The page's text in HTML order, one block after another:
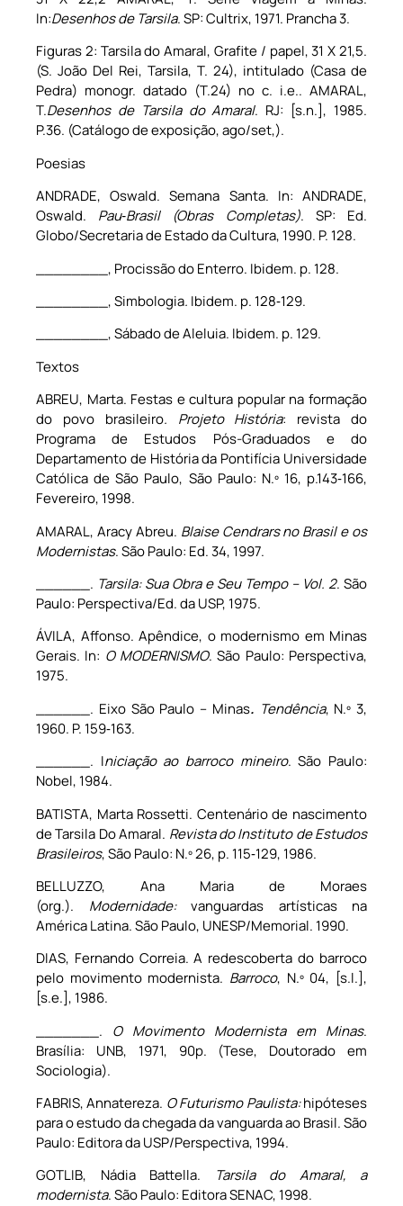
In:Desenhos de Tarsila. SP: Cultrix, 1971. Prancha 3.
Figuras 2: Tarsila do Amaral, Grafite / papel, 31 X 21,5.
(S. João Del Rei, Tarsila, T. 24), intitulado (Casa de
Pedra) monogr. datado (T.24) no c. i.e.. AMARAL,
T.Desenhos de Tarsila do Amaral. RJ: [s.n.], 1985.
P.36. (Catálogo de exposição, ago/set,).
Poesias
ANDRADE, Oswald. Semana Santa. In: ANDRADE,
Oswald. Pau‑Brasil (Obras Completas). SP: Ed.
Globo/Secretaria de Estado da Cultura, 1990. P. 128.
________, Procissão do Enterro. Ibidem. p. 128.
________, Simbologia. Ibidem. p. 128‑129.
________, Sábado de Aleluia. Ibidem. p. 129.
Textos
ABREU, Marta. Festas e cultura popular na formação
do povo brasileiro. Projeto História: revista do
Programa de Estudos Pós-Graduados e do
Departamento de História da Pontifícia Universidade
Católica de São Paulo, São Paulo: N.º 16, p.143‑166,
Fevereiro, 1998.
AMARAL, Aracy Abreu. Blaise Cendrars no Brasil e os
Modernistas. São Paulo: Ed. 34, 1997.
______. Tarsila: Sua Obra e Seu Tempo – Vol. 2. São
Paulo: Perspectiva/Ed. da USP, 1975.
ÁVILA, Affonso. Apêndice, o modernismo em Minas
Gerais. In: O MODERNISMO. São Paulo: Perspectiva,
1975.
______. Eixo São Paulo – Minas. Tendência, N.º 3,
1960. P. 159‑163.
______. Iniciação ao barroco mineiro. São Paulo:
Nobel, 1984.
BATISTA, Marta Rossetti. Centenário de nascimento
de Tarsila Do Amaral. Revista do Instituto de Estudos
Brasileiros, São Paulo: N.º 26, p. 115‑129, 1986.
BELLUZZO, Ana Maria de Moraes
(org.). Modernidade:vanguardas artísticas na
América Latina. São Paulo, UNESP/Memorial. 1990.
DIAS, Fernando Correia. A redescoberta do barroco
pelo movimento modernista. Barroco, N.º 04, [s.l.],
[s.e.], 1986.
_______. O Movimento Modernista em Minas.
Brasília: UNB, 1971, 90p. (Tese, Doutorado em
Sociologia).
FABRIS, Annatereza. O Futurismo Paulista:hipóteses
para o estudo da chegada da vanguarda ao Brasil. São
Paulo: Editora da USP/Perspectiva, 1994.
GOTLIB, Nádia Battella.
Tarsila do Amaral, a
modernista. São Paulo: Editora SENAC, 1998.